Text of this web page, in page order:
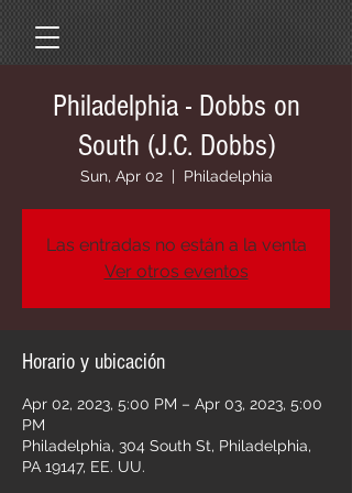
Philadelphia - Dobbs on
South (J.C. Dobbs)
Sun, Apr 02
  |
Philadelphia
Las entradas no están a la venta
Ver otros eventos
Horario y ubicación
Apr 02, 2023, 5:00 PM – Apr 03, 2023, 5:00
PM
Philadelphia, 304 South St, Philadelphia,
PA 19147, EE. UU.